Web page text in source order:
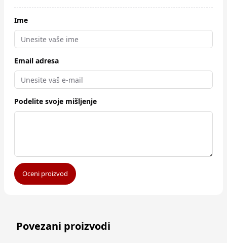
Ime
Email adresa
Podelite svoje mišljenje
Oceni proizvod
Povezani proizvodi